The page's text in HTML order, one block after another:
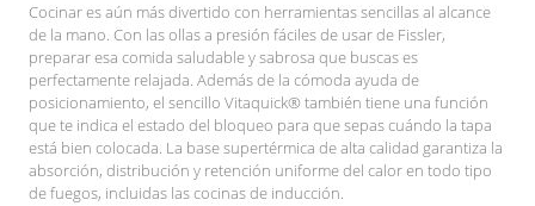
Cocinar es aún más divertido con herramientas sencillas al alcance
de la mano. Con las ollas a presión fáciles de usar de Fissler,
preparar esa comida saludable y sabrosa que buscas es
perfectamente relajada. Además de la cómoda ayuda de
posicionamiento, el sencillo Vitaquick® también tiene una función
que te indica el estado del bloqueo para que sepas cuándo la tapa
está bien colocada. La base supertérmica de alta calidad garantiza la
absorción, distribución y retención uniforme del calor en todo tipo
de fuegos, incluidas las cocinas de inducción.